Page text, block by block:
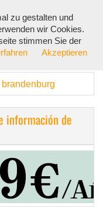
brandenburg
información de
zu gestalten und
wir Cookies.
stimmen Sie der
Akzeptieren